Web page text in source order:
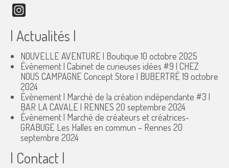
| Actualités |
NOUVELLE AVENTURE | Boutique 10 octobre 2025
Évènement | Cabinet de curieuses idées #9 | CHEZ
NOUS CAMPAGNE Concept Store | BUBERTRÉ 19 octobre
2024
Évènement | Marché de la création indépendante #3 |
BAR LA CAVALE | RENNES 20 septembre 2024
Évènement | Marché de créateurs et créatrices-
GRABUGE Les Halles en commun – Rennes 20
septembre 2024
| Contact |